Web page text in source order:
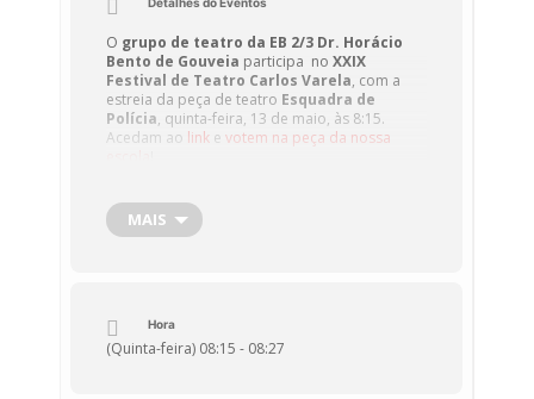
O grupo de teatro da EB 2/3 Dr. Horácio
Bento de Gouveia participa no XXIX
Festival de Teatro Carlos Varela, com a
estreia da peça de teatro Esquadra de
Polícia, quinta-feira, 13 de maio, às 8:15.
Acedam ao link e votem na peça da nossa
A edição deste ano do festival decorre ONLINE
na semana de 10 a 14 de maio de 2021.
MAIS
Hora
(Quinta-feira) 08:15 - 08:27